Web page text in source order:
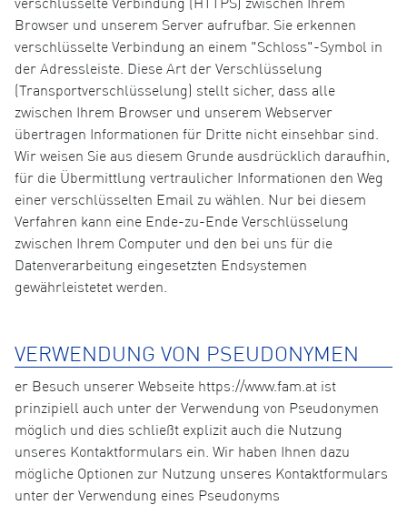
Browser und unserem Server aufrufbar. Sie erkennen
verschlüsselte Verbindung an einem "Schloss"-Symbol in
der Adressleiste. Diese Art der Verschlüsselung
(Transportverschlüsselung) stellt sicher, dass alle
zwischen Ihrem Browser und unserem Webserver
übertragen Informationen für Dritte nicht einsehbar sind.
Wir weisen Sie aus diesem Grunde ausdrücklich daraufhin,
für die Übermittlung vertraulicher Informationen den Weg
einer verschlüsselten Email zu wählen. Nur bei diesem
Verfahren kann eine Ende-zu-Ende Verschlüsselung
zwischen Ihrem Computer und den bei uns für die
Datenverarbeitung eingesetzten Endsystemen
gewährleistetet werden.
VERWENDUNG VON PSEUDONYMEN
er Besuch unserer Webseite https://www.fam.at ist
prinzipiell auch unter der Verwendung von Pseudonymen
möglich und dies schließt explizit auch die Nutzung
unseres Kontaktformulars ein. Wir haben Ihnen dazu
mögliche Optionen zur Nutzung unseres Kontaktformulars
unter der Verwendung eines Pseudonyms